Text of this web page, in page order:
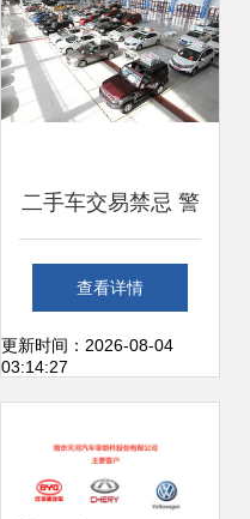
二手车交易禁忌 警
惕陷阱，切勿盲目
购买
查看详情
更新时间：2026-08-04
03:14:27